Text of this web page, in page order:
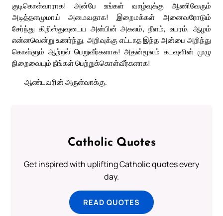
குடிகொள்வாராக! அன்பே உங்கள் வாழ்வுக்கு ஆணிவேரும்
அடித்தளமுமாய் அமைவதாக! இறைமக்கள் அனைவரோடும்
சேர்ந்து கிறிஸ்துவுடைய அன்பின் அகலம், நீளம், உயரம், ஆழம்
என்னவென்று உணர்ந்து, அறிவுக்கு எட்டாத இந்த அன்பை அறிந்து
கொள்ளும் ஆற்றல் பெறுவீர்களாக! அதன்மூலம் கடவுளின் முழு
நிறைவையும் நீங்கள் பெற்றுக்கொள்வீர்களாக!
ஆண்டவரின் அருள்வாக்கு.
Catholic Quotes
Get inspired with uplifting Catholic quotes every
day.
READ QUOTES